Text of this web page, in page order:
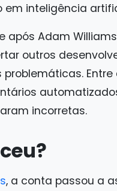
inteligência
após Adam
outros
incorretas.
, a conta passou a